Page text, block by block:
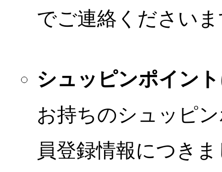
でご連絡ください
シュッピンポイン
お持ちのシュッピ
員登録情報につき